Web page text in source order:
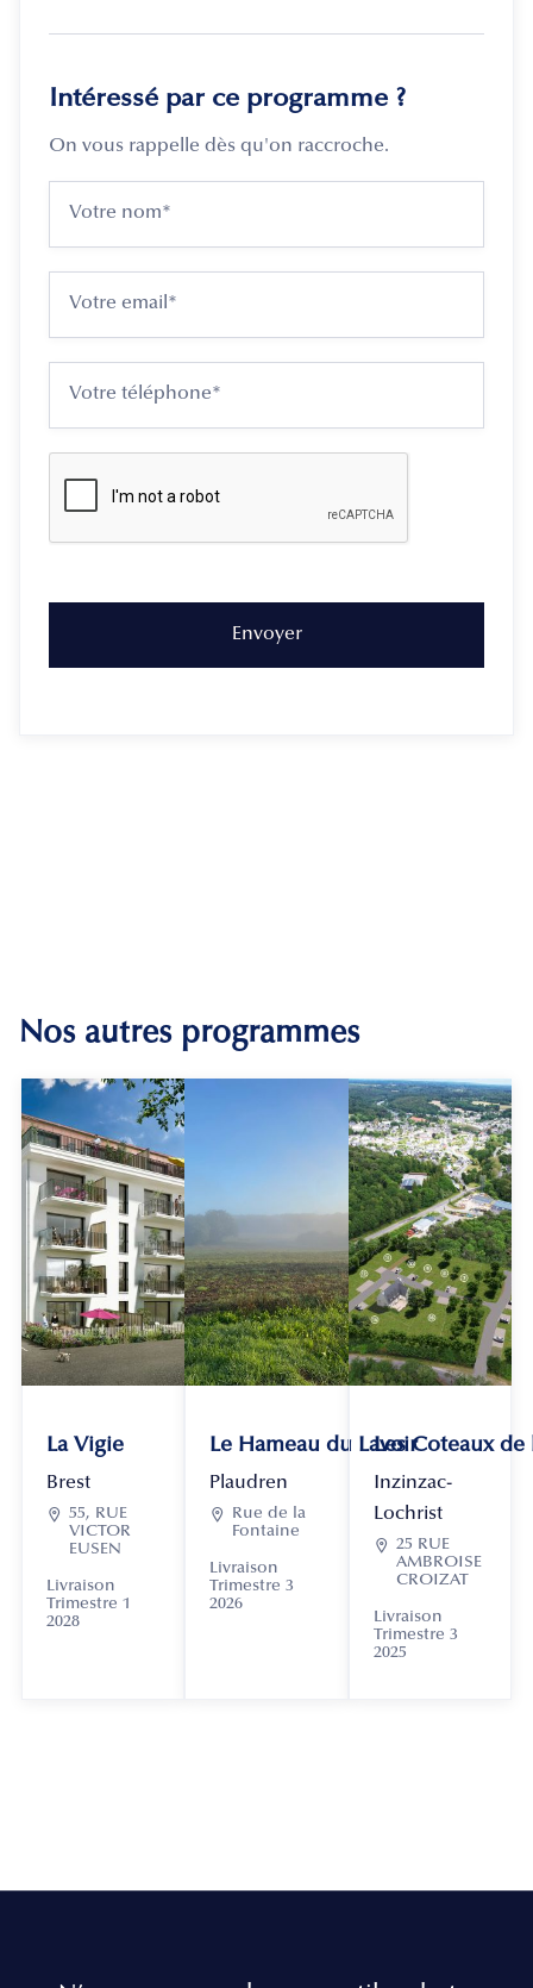
Intéressé par ce programme ?
On vous rappelle dès qu'on raccroche.
Nos autres programmes
La Vigie
Brest
 55, RUE
VICTOR
EUSEN
Livraison
Trimestre 1
2028
Le Hameau du Lavoir
Plaudren

Rue de la
Fontaine
Livraison
Trimestre 3
2026
Les Coteaux
Inzinzac-
Lochrist
 25 RUE
AMBROISE
CROIZAT
Livraison
Trimestre 3
2025